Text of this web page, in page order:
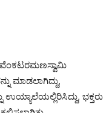
ವೆಂಕಟರಮಣಸ್ವಾಮಿ
ಮಾಡಲಾಗಿದ್ದು,
ಭಕ್ತರು